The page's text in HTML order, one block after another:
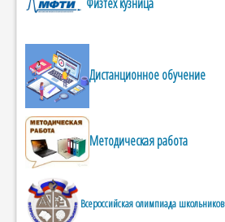
Дистанционное обучение
Методическая работа
Всероссийская олимпиада школьников